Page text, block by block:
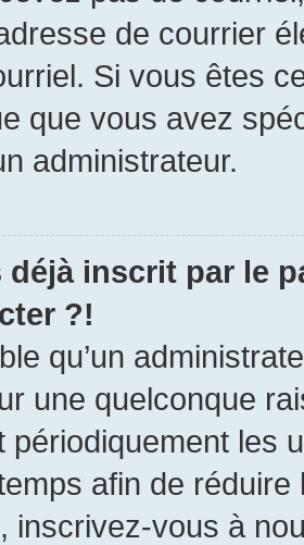
de courrier
Si vous êtes
que vous avez
administrateur.
déjà inscrit par le
?!
qu’un
une quelconque
périodiquement les
afin de
inscrivez-vous à